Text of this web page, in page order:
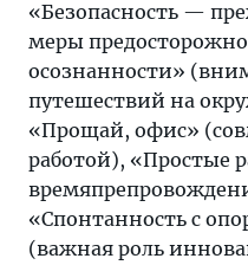
«Безопасность —
меры
осознанности»
путешествий на
«Прощай, офис»
работой), «Простые
«Спонтанность с
(важная роль